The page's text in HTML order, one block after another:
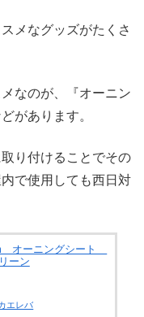
メなグッズがたくさ
なのが、『オーニン
があります。
り付けることでその
で使用しても西日対
オーニングシート
ーン
エレバ